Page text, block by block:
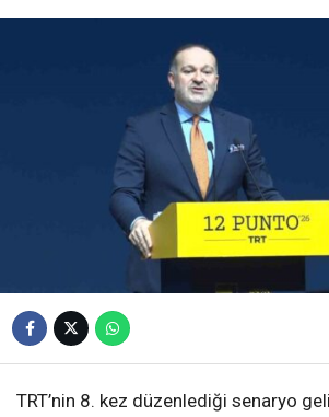
TRT’nin 8. kez düzenlediği senaryo